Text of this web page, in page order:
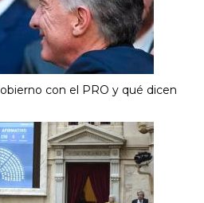
con el PRO y qué dicen